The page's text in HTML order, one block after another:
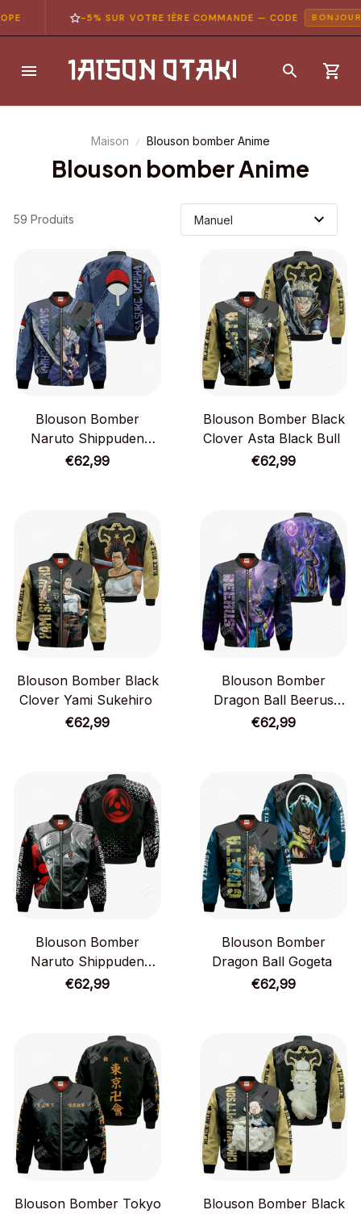
-5% SUR VOTRE 1ÈRE COMMANDE — CODE BONJOUR5
Maison Blouson bomber Anime
Blouson bomber Anime
59 Produits
Blouson Bomber
Naruto Shippuden
Sasuke Uchiha
€62,99
Blouson Bomber Black
Clover Asta Black Bull
€62,99
Blouson Bomber Black
Clover Yami Sukehiro
€62,99
Blouson Bomber
Dragon Ball Beerus
Sama
€62,99
Blouson Bomber
Naruto Shippuden
Kakashi Hatake
€62,99
Blouson Bomber
Dragon Ball Gogeta
€62,99
Blouson Bomber Tokyo
Blouson Bomber Black